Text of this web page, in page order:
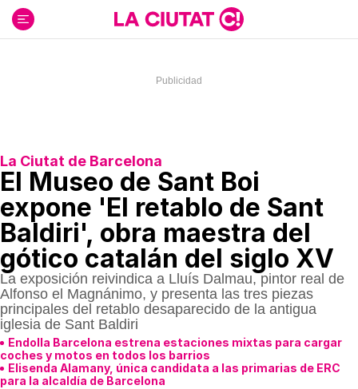
contenido
La Ciutat de Barcelona
El Museo de Sant Boi
expone 'El retablo de Sant
Baldiri', obra maestra del
gótico catalán del siglo XV
La exposición reivindica a Lluís Dalmau, pintor real de
Alfonso el Magnánimo, y presenta las tres piezas
principales del retablo desaparecido de la antigua
iglesia de Sant Baldiri
Endolla Barcelona estrena estaciones mixtas para cargar
coches y motos en todos los barrios
Elisenda Alamany, única candidata a las primarias de ERC
para la alcaldía de Barcelona